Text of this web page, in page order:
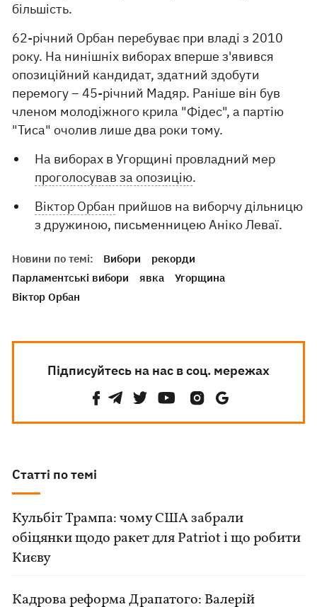
більшість.
62-річний Орбан перебуває при владі з 2010
року. На нинішніх виборах вперше з'явився
опозиційний кандидат, здатний здобути
перемогу – 45-річний Мадяр. Раніше він був
членом молодіжного крила "Фідес", а партію
"Тиса" очолив лише два роки тому.
На виборах в Угорщині провладний мер
проголосував за опозицію.
Віктор Орбан прийшов на виборчу дільницю
з дружиною, письменницею Аніко Леваї.
Новини по темі: Вибори
рекорди
Парламентські вибори
явка
Угорщина
Віктор Орбан
Підписуйтесь на нас в соц. мережах
Статті по темі
Кульбіт Трампа: чому США забрали
обіцянки щодо ракет для Patriot і що робити
Києву
Кадрова реформа Драпатого: Валерій